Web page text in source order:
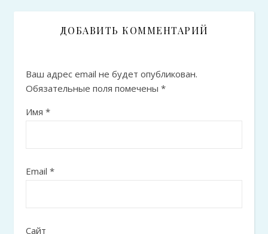
ДОБАВИТЬ КОММЕНТАРИЙ
Ваш адрес email не будет опубликован.
Обязательные поля помечены *
Имя *
Email *
Сайт